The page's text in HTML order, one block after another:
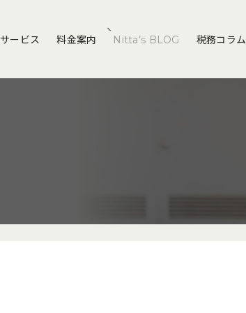
サービス 料金案内 Nitta’s BLOG 税務コラム